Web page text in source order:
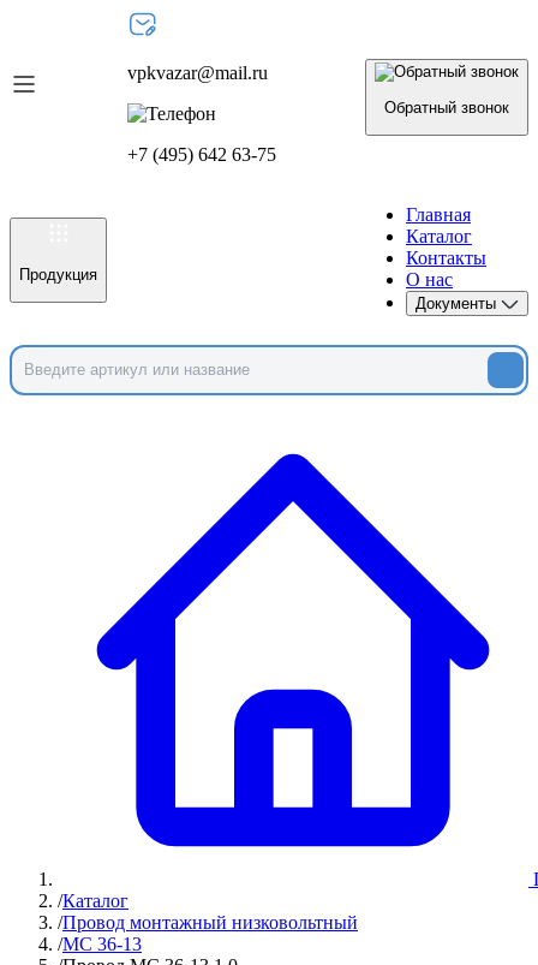
vpkvazar@mail.ru
+7 (495) 642 63-75
Обратный звонок
Продукция
Главная
Каталог
Контакты
О нас
Документы
/Каталог
/Провод монтажный низковольтный
/МС 36-13